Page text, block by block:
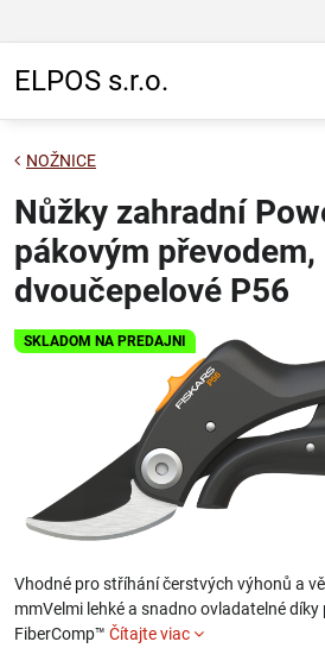
ELPOS s.r.o.
SKLADOM NA PREDAJNI
NOŽNICE
Nůžky zahradní
pákovým převodem,
dvoučepelové P56
Vhodné pro stříhání čerstvých výhonů a
mmVelmi lehké a snadno ovladatelné
FiberComp™ Čítajte viac